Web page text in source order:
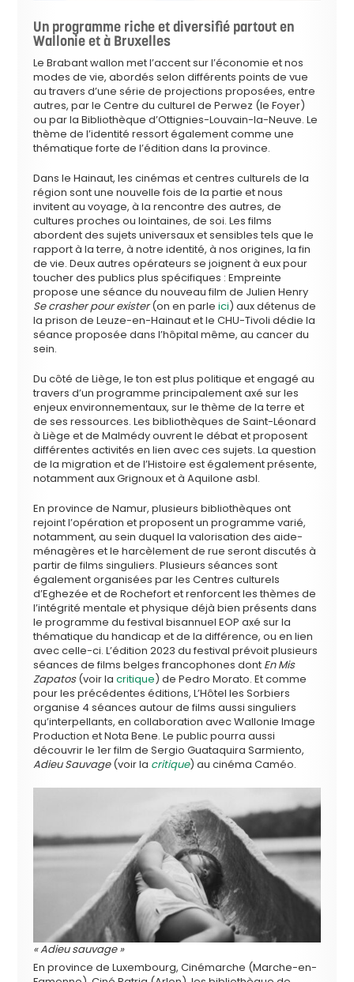
Un programme riche et diversifié partout en
Wallonie et à Bruxelles
Le Brabant wallon met l’accent sur l’économie et nos
modes de vie, abordés selon différents points de vue
au travers d’une série de projections proposées, entre
autres, par le Centre du culturel de Perwez (le Foyer)
ou par la Bibliothèque d’Ottignies-Louvain-la-Neuve. Le
thème de l’identité ressort également comme une
thématique forte de l’édition dans la province.
Dans le Hainaut, les cinémas et centres culturels de la
région sont une nouvelle fois de la partie et nous
invitent au voyage, à la rencontre des autres, de
cultures proches ou lointaines, de soi. Les films
abordent des sujets universaux et sensibles tels que le
rapport à la terre, à notre identité, à nos origines, la fin
de vie. Deux autres opérateurs se joignent à eux pour
toucher des publics plus spécifiques : Empreinte
propose une séance du nouveau film de Julien Henry
Se crasher pour exister(on en parleici) aux détenus de
la prison de Leuze-en-Hainaut et le CHU-Tivoli dédie la
séance proposée dans l’hôpital même, au cancer du
sein.
Du côté de Liège, le ton est plus politique et engagé au
travers d’un programme principalement axé sur les
enjeux environnementaux, sur le thème de la terre et
de ses ressources. Les bibliothèques de Saint-Léonard
à Liège et de Malmédy ouvrent le débat et proposent
différentes activités en lien avec ces sujets. La question
de la migration et de l’Histoire est également présente,
notamment aux Grignoux et à Aquilone asbl.
En province de Namur, plusieurs bibliothèques ont
rejoint l’opération et proposent un programme varié,
notamment, au sein duquel la valorisation des aide-
ménagères et le harcèlement de rue seront discutés à
partir de films singuliers. Plusieurs séances sont
également organisées par les Centres culturels
d’Eghezée et de Rochefort et renforcent les thèmes de
l’intégrité mentale et physique déjà bien présents dans
le programme du festival bisannuel EOP axé sur la
thématique du handicap et de la différence, ou en lien
avec celle-ci. L’édition 2023 du festival prévoit plusieurs
séances de films belges francophones dont En Mis
Zapatos(voir lacritique) de Pedro Morato. Et comme
pour les précédentes éditions, L’Hôtel les Sorbiers
organise 4 séances autour de films aussi singuliers
qu’interpellants, en collaboration avec Wallonie Image
Production et Nota Bene. Le public pourra aussi
découvrir le 1er film de Sergio Guataquira Sarmiento,
Adieu Sauvage(voir la critique) au cinéma Caméo.
« Adieu sauvage »
En province de Luxembourg, Cinémarche (Marche-en-